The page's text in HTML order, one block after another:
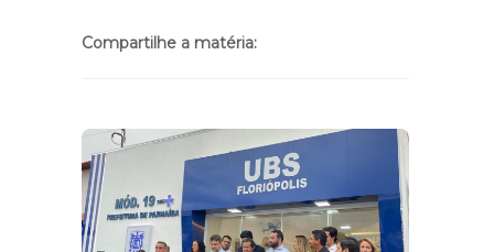
Compartilhe a matéria: